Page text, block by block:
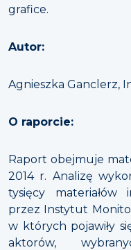
grafice.
Autor:
Agnieszka Ganclerz,
O raporcie:
Raport obejmuje
2014 r. Analizę
tysięcy materiałów
przez Instytut
w których pojawiły
aktorów,